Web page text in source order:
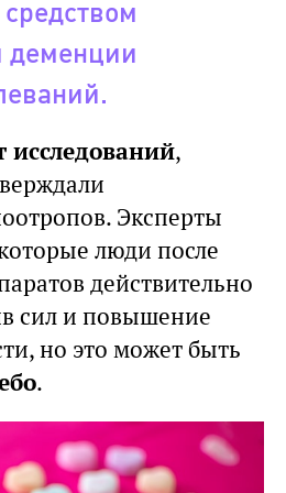
деменции
исследований,
Эксперты
люди после
действительно
сил и повышение
но это может быть
.